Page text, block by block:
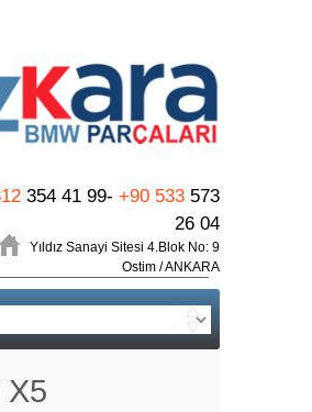
354 41 99- +90 533 573
26 04
Yıldız Sanayi Sitesi 4.Blok No: 9
Ostim / ANKARA
X5